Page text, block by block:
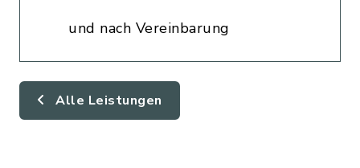
und nach Vereinbarung
Alle Leistungen